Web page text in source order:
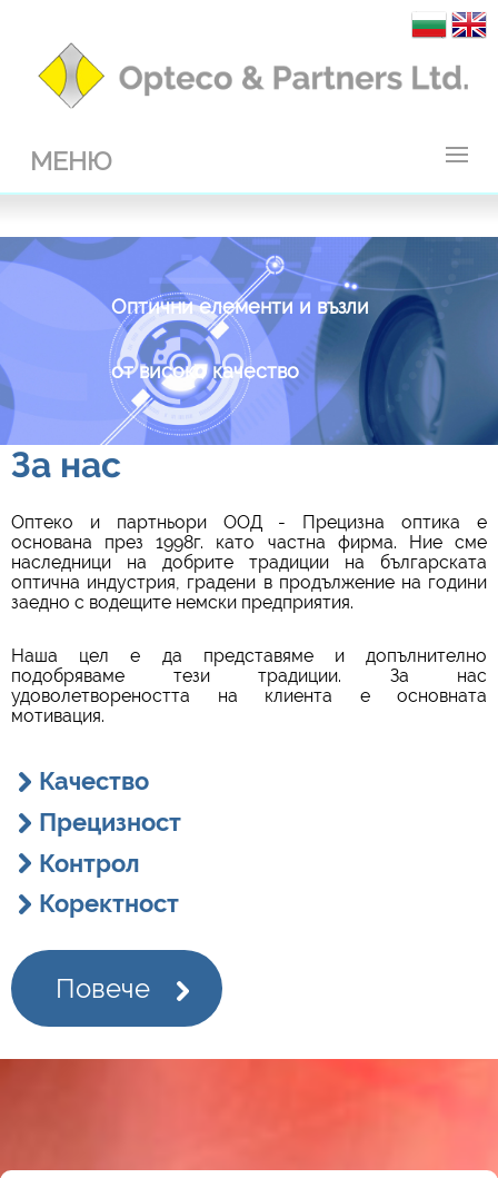
МЕНЮ
Оптични елементи и възли
от високо качество
За нас
Оптеко и партньори ООД - Прецизна оптика е
основана през 1998г. като частна фирма. Ние сме
наследници на добрите традиции на българската
оптична индустрия, градени в продължение на години
заедно с водещите немски предприятия.
Наша цел е да представяме и допълнително
подобряваме тези традиции. За нас
удоволетвореността на клиента е основната
мотивация.
Качество
Прецизност
Контрол
Коректност
Повече